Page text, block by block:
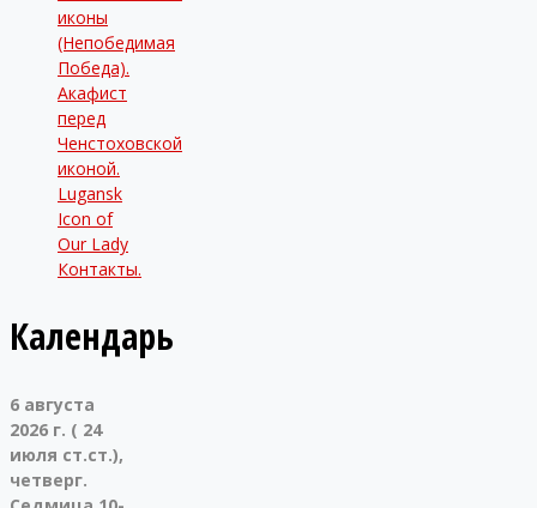
иконы
(Непобедимая
Победа).
Акафист
перед
Ченстоховской
иконой.
Lugansk
Icon of
Our Lady
Контакты.
Календарь
6 августа
2026 г. ( 24
июля ст.ст.),
четверг.